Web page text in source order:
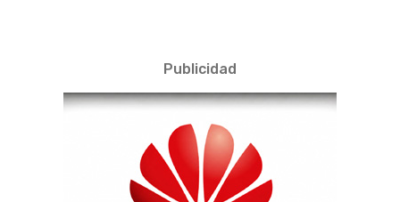
Publicidad